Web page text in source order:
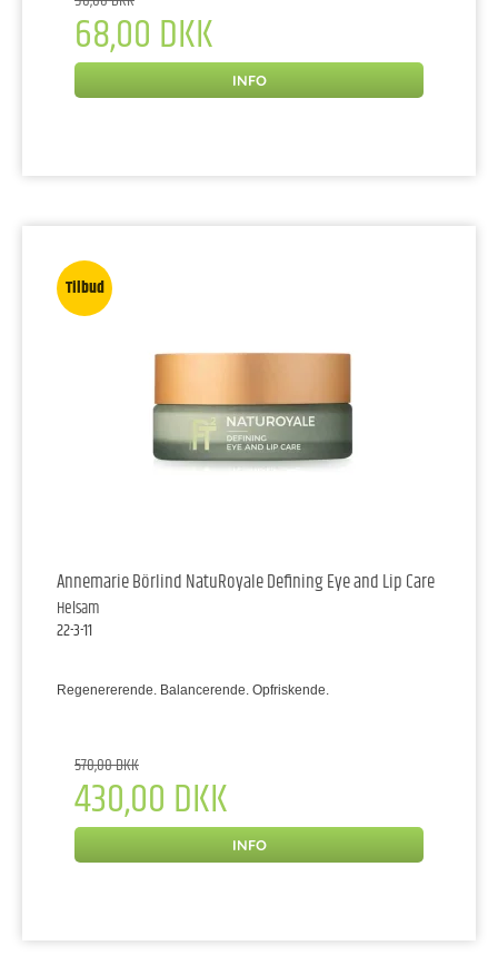
68,00 DKK
INFO
Tilbud
Annemarie Börlind NatuRoyale Defining Eye and Lip Care
Helsam
22-3-11
Regenererende. Balancerende. Opfriskende.
570,00 DKK
430,00 DKK
INFO